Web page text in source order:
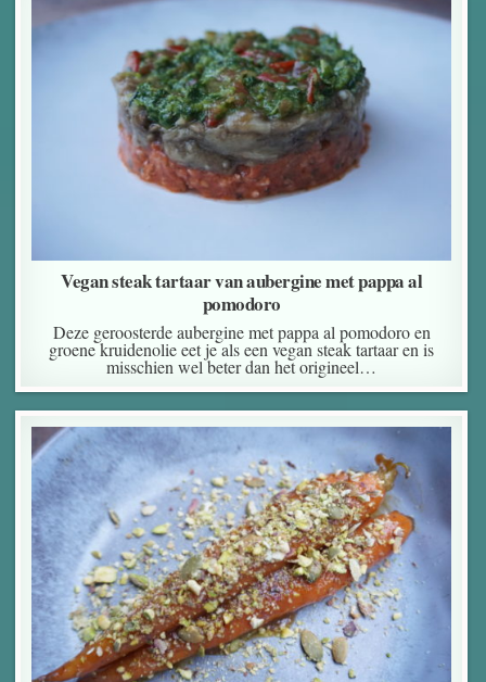
Vegan steak tartaar van aubergine met pappa al
pomodoro
Deze geroosterde aubergine met pappa al pomodoro en
groene kruidenolie eet je als een vegan steak tartaar en is
misschien wel beter dan het origineel…